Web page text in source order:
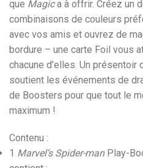
que Magica à offrir. Créez un
combinaisons de couleurs
avec vos amis et ouvrez de
bordure – une carte Foil vous
chacune d’elles. Un
soutient les événements de
de Boosters pour que tout le
maximum !
Contenu :
1 Marvel’s Spider-man Play-